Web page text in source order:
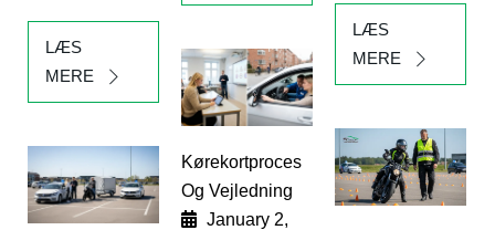
LÆS
MERE
LÆS
MERE
Kørekortproces
Og Vejledning
January 2,